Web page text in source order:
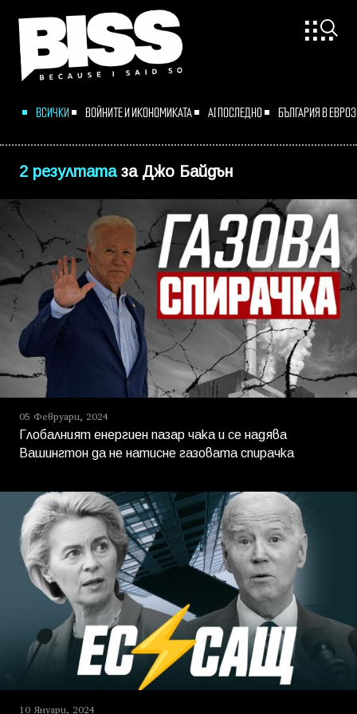
ВСИЧКИ ВОЙНИТЕ И ИКОНОМИКАТА AI ПОСЛЕДНО БЪЛГАРИЯ В
2 резултатаза Джо Байдън
05 Февруари, 2024
Глобалният енергиен пазар чака и се надява
Вашингтон да не натисне газовата спирачка
10 Януари, 2024